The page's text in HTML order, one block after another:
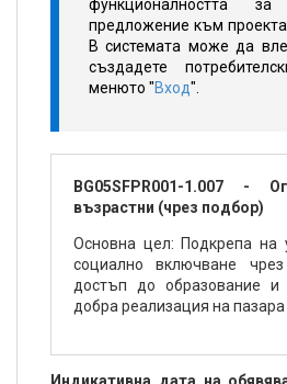
функционалността за
предложение към
В системата може да
създадете
менюто "Вход".
BG05SFPR001-1.007 -
възрастни (чрез подбор)
Основна цел: Подкрепа на
социално включване
достъп до образование и
добра реализация на пазара